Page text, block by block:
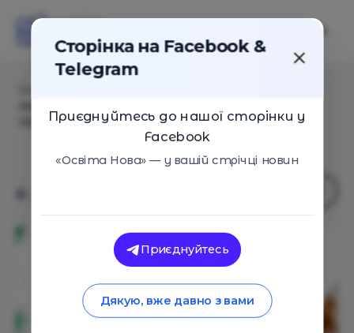
підтримки та святкової магії
Сторінка на Facebook &
Telegram
Приєднуйтесь до нашої сторінки у
Facebook
«Освіта Нова» — у вашій стрічці новин
Приєднуйтесь
Дякую, вже давно з вами